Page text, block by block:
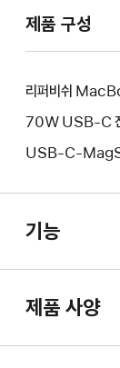
제품 구성
리퍼비쉬
70W USB-C
USB-C-
기능
제품 사양